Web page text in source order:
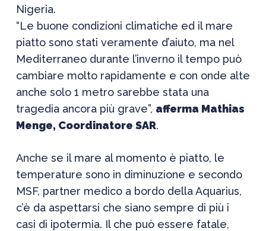
Nigeria.
“Le buone condizioni climatiche ed il mare
piatto sono stati veramente d’aiuto, ma nel
Mediterraneo durante l’inverno il tempo può
cambiare molto rapidamente e con onde alte
anche solo 1 metro sarebbe stata una
tragedia ancora più grave”, afferma Mathias
Menge, Coordinatore SAR.
Anche se il mare al momento è piatto, le
temperature sono in diminuzione e secondo
MSF, partner medico a bordo della Aquarius,
c’è da aspettarsi che siano sempre di più i
casi di ipotermia. Il che può essere fatale,